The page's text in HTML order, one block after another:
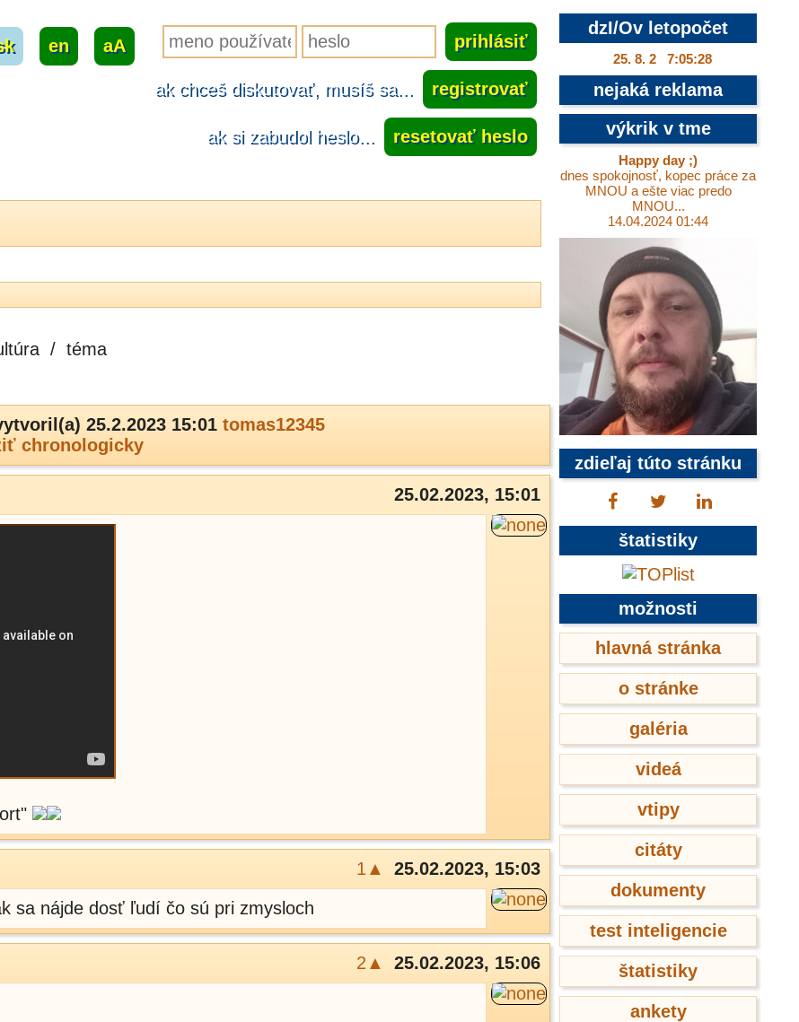
en aA
ak chceš diskutovať, musíš sa... registrovať
ak si zabudol heslo... resetovať heslo
/ téma
25.2.2023 15:01 tomas12345
chronologicky
25.02.2023, 15:01
1▲
25.02.2023, 15:03
sa nájde dosť ľudí čo sú pri zmysloch
2▲
25.02.2023, 15:06
dzI/Ov letopočet
25. 8. 2 7:05:29
nejaká reklama
výkrik v tme
Happy day ;)
dnes spokojnosť, kopec práce za
MNOU a ešte viac predo
MNOU...
14.04.2024 01:44
zdieľaj túto stránku
štatistiky
možnosti
hlavná stránka
o stránke
galéria
videá
vtipy
citáty
dokumenty
test inteligencie
štatistiky
ankety